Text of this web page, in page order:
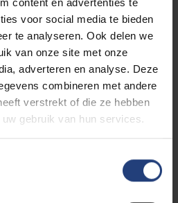
voor social media te bieden
te analyseren. Ook delen we
van onze site met onze
adverteren en analyse. Deze
combineren met andere
verstrekt of die ze hebben
gebruik van hun services.
deelneming !Met
als werkstudent!